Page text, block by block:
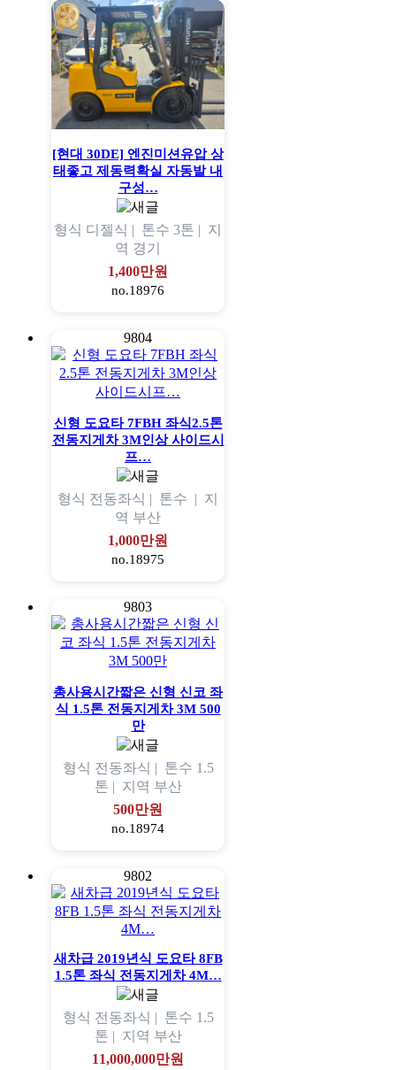
[현대 30DE] 엔진미션유압 상
태좋고 제동력확실 자동발 내
구성…
형식 디젤식 | 톤수 3톤 | 지
역 경기
1,400만원
no.18976
9804
신형 도요타 7FBH 좌식2.5톤
전동지게차 3M인상 사이드시
프…
형식 전동좌식 | 톤수 | 지
역 부산
1,000만원
no.18975
9803
총사용시간짧은 신형 신코 좌
식 1.5톤 전동지게차 3M 500
만
형식 전동좌식 | 톤수 1.5
톤 | 지역 부산
500만원
no.18974
9802
새차급 2019년식 도요타 8FB
1.5톤 좌식 전동지게차 4M…
형식 전동좌식 | 톤수 1.5
톤 | 지역 부산
11,000,000만원